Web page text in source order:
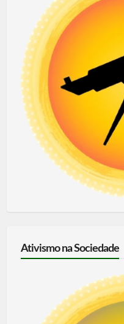
Ativismo na Sociedade